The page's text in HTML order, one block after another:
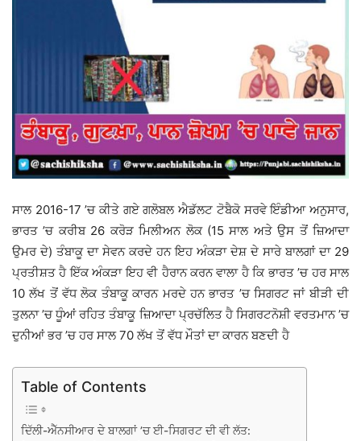
ਸਾਲ 2016-17 ’ਚ ਕੀਤੇ ਗਏ ਗਲੋਬਲ ਐਡੱਲਟ ਟੋਬੈਕੋ ਸਰਵੇ ਇੰਡੀਆ ਅਨੁਸਾਰ,
ਭਾਰਤ ’ਚ ਕਰੀਬ 26 ਕਰੋੜ ਮਿਲੀਅਨ ਲੋਕ (15 ਸਾਲ ਅਤੇ ਉਸ ਤੋਂ ਜ਼ਿਆਦਾ
ਉਮਰ ਦੇ) ਤੰਬਾਕੂ ਦਾ ਸੇਵਨ ਕਰਦੇ ਹਨ ਇਹ ਅੰਕੜਾ ਦੇਸ਼ ਦੇ ਸਾਰੇ ਬਾਲਗਾਂ ਦਾ 29
ਪ੍ਰਤੀਸ਼ਤ ਹੈ ਇੱਕ ਅੰਕੜਾ ਇਹ ਵੀ ਹੈਰਾਨ ਕਰਨ ਵਾਲਾ ਹੈ ਕਿ ਭਾਰਤ ’ਚ ਹਰ ਸਾਲ
10 ਲੱਖ ਤੋਂ ਵੱਧ ਲੋਕ ਤੰਬਾਕੂ ਕਾਰਨ ਮਰਦੇ ਹਨ ਭਾਰਤ ’ਚ ਸਿਗਰਟ ਜਾਂ ਬੀੜੀ ਦੀ
ਤੁਲਨਾ ’ਚ ਧੂੰਆਂ ਰਹਿਤ ਤੰਬਾਕੂ ਜ਼ਿਆਦਾ ਪ੍ਰਚੱਲਿਤ ਹੈ ਸਿਗਰਟਨੋਸ਼ੀ ਵਰਤਮਾਨ ’ਚ
ਦੁਨੀਆਂ ਭਰ ’ਚ ਹਰ ਸਾਲ 70 ਲੱਖ ਤੋਂ ਵੱਧ ਮੌਤਾਂ ਦਾ ਕਾਰਨ ਬਣਦੀ ਹੈ
Table of Contents
ਦਿੱਲੀ-ਐੱਨਸੀਆਰ ਦੇ ਬਾਲਗਾਂ ’ਚ ਈ-ਸਿਗਰਟ ਦੀ ਵੀ ਲੱਤ: